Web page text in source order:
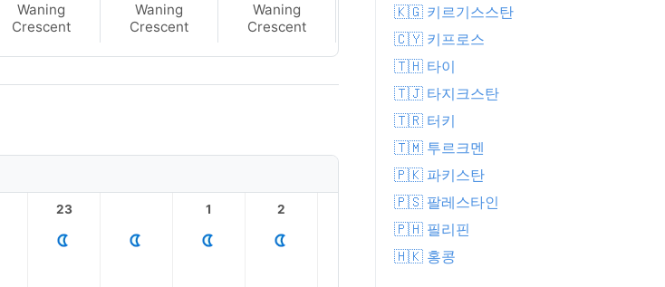
Waning
Crescent
Waning
Crescent
Waning
Crescent
New Moon
23 1 2 4 5
🇰🇬 키르기스스탄
🇨🇾 키프로스
🇹🇭 타이
🇹🇯 타지크스탄
🇹🇷 터키
🇹🇲 투르크멘
🇵🇰 파키스탄
🇵🇸 팔레스타인
🇵🇭 필리핀
🇭🇰 홍콩